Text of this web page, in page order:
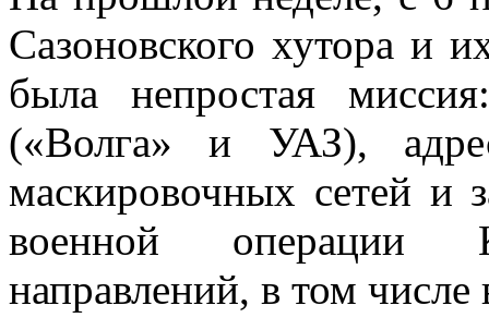
Сазоновского хутора и
была непростая
(«Волга» и УАЗ),
маскировочных сетей и
военной операции
направлений, в том